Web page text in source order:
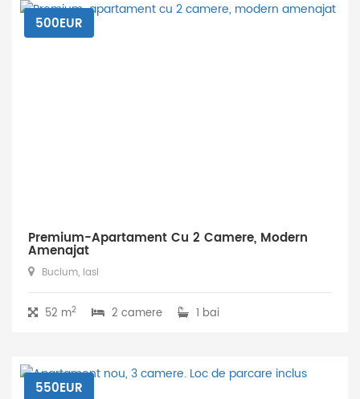
Premium-Apartament Cu 2 Camere, Modern
Amenajat
Bucium, Iasi
500EUR
52 m2 2 camere 1 bai
550EUR